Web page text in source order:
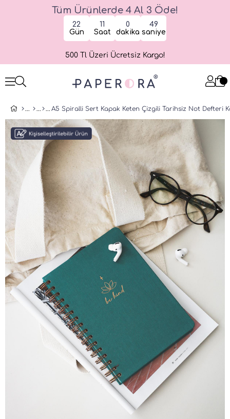
Tüm Ürünlerde 4 Al 3 Öde!
22
Gün
11
Saat
0
dakika
49
saniye
500 Tl Üzeri Ücretsiz Kargo!
A5 Spiralli Sert Kapak Keten Çizgili Tarihsiz Not Defteri